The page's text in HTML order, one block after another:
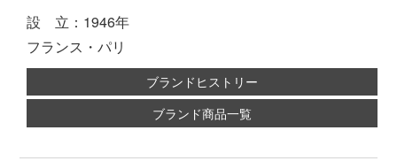
設 立：1946年
フランス・パリ
ブランドヒストリー
ブランド商品一覧